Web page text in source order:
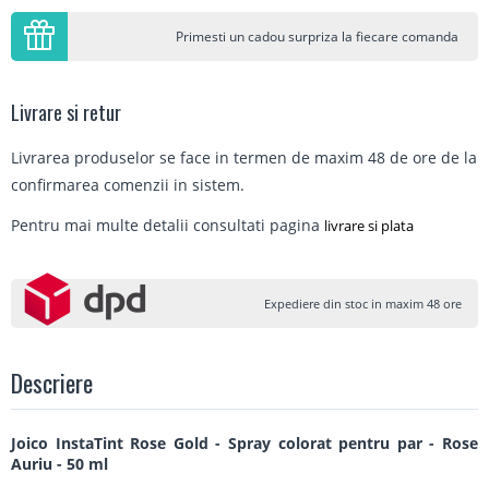
Primesti un cadou surpriza la fiecare comanda
Livrare si retur
Livrarea produselor se face in termen de maxim 48 de ore de la
confirmarea comenzii in sistem.
Pentru mai multe detalii consultati pagina livrare si plata
Expediere din stoc in maxim 48 ore
Descriere
Joico InstaTint Rose Gold - Spray colorat pentru par - Rose
Auriu - 50 ml